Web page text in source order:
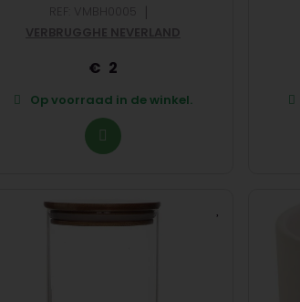
|
VERBRUGGHE NEVERLAND
2
Op voorraad in de winkel.